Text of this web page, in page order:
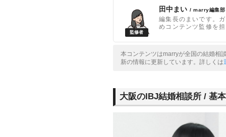
田中まい / marry編集部
編集長のまいです。
めコンテンツ監修を担
本コンテンツはmarryが全国の結婚相
新の情報に更新しています。詳しくは
大阪のIBJ結婚相談所 / 基